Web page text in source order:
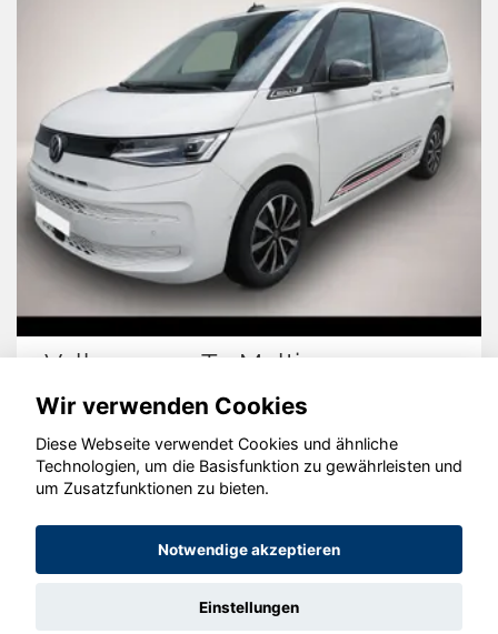
Volkswagen T7 Multivan
© konjunkturmotor.de GmbH 2020 - 2026
Wir verwenden Cookies
Diese Webseite verwendet Cookies und ähnliche
Technologien, um die Basisfunktion zu gewährleisten und
um Zusatzfunktionen zu bieten.
Notwendige akzeptieren
Einstellungen